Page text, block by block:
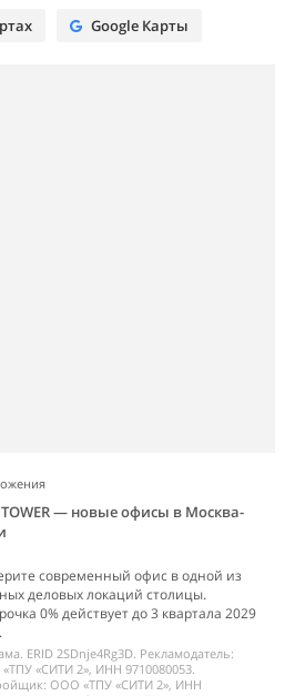
Google Карты
TOWER — новые офисы в Москва-
современный офис в одной из
деловых локаций столицы.
0% действует до 3 квартала 2029
ERID 2SDnje4Rg3D. Рекламодатель:
«СИТИ 2», ИНН 9710080053.
ООО «ТПУ «СИТИ 2», ИНН